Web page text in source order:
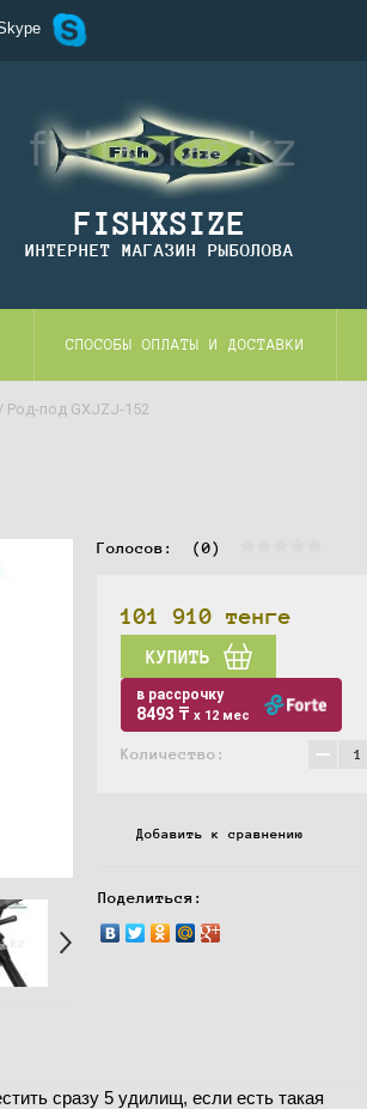
FISHXSIZE
ИНТЕРНЕТ МАГАЗИН РЫБОЛОВА
СПОСОБЫ ОПЛАТЫ И ДОСТАВКИ
/ Род-под GXJZJ-152
Голосов: (0)
101 910 тенге
КУПИТЬ
в рассрочку
8493 ₸ x 12 мес
Количество: −
Добавить к сравнению
Поделиться:
сразу 5 удилищ, если есть такая